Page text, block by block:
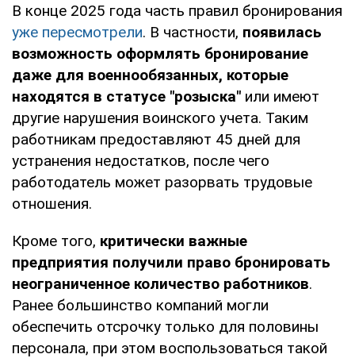
В конце 2025 года часть правил бронирования
уже пересмотрели. В частности, появилась
возможность оформлять бронирование
даже для военнообязанных, которые
находятся в статусе "розыска" или имеют
другие нарушения воинского учета. Таким
работникам предоставляют 45 дней для
устранения недостатков, после чего
работодатель может разорвать трудовые
отношения.
Кроме того, критически важные
предприятия получили право бронировать
неограниченное количество работников.
Ранее большинство компаний могли
обеспечить отсрочку только для половины
персонала, при этом воспользоваться такой